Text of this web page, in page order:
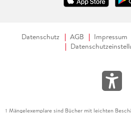
Datenschutz AGB Impressum
1 Mängelexemplare sind Bücher mit leichten